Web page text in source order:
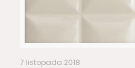
7 listopada 2018